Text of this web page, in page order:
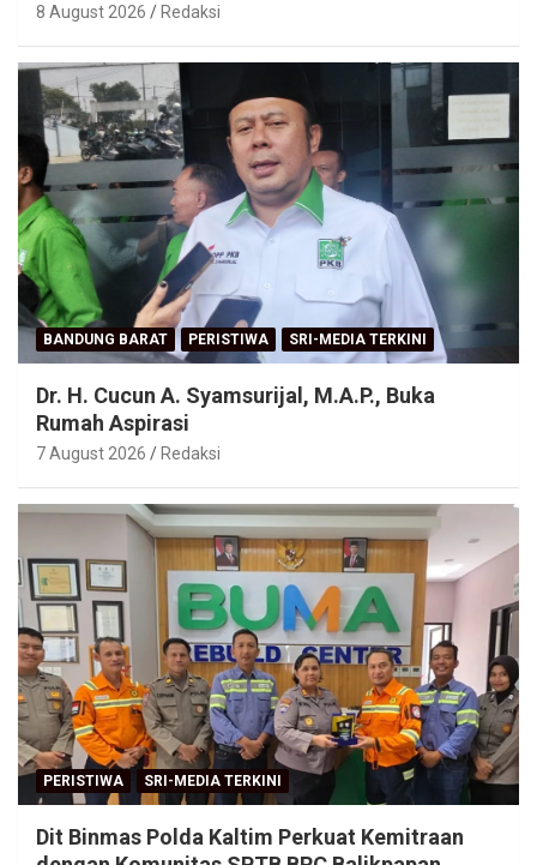
8 August 2026 Redaksi
BANDUNG BARAT PERISTIWA SRI-MEDIA TERKINI
Dr. H. Cucun A. Syamsurijal, M.A.P., Buka
Rumah Aspirasi
7 August 2026 Redaksi
PERISTIWA SRI-MEDIA TERKINI
Dit Binmas Polda Kaltim Perkuat Kemitraan